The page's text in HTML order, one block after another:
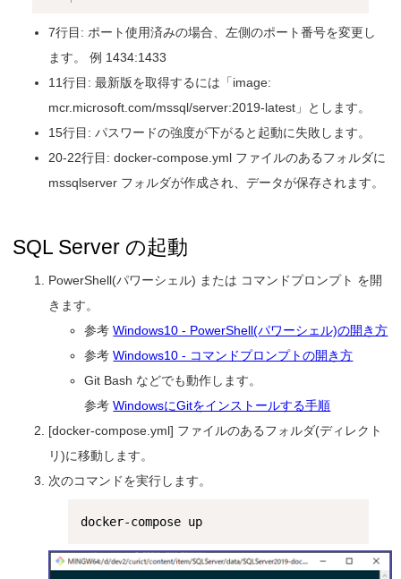
7行目: ポート使用済みの場合、左側のポート番号を変更し
ます。 例 1434:1433
11行目: 最新版を取得するには「image:
mcr.microsoft.com/mssql/server:2019-latest」とします。
15行目: パスワードの強度が下がると起動に失敗します。
20-22行目: docker-compose.yml ファイルのあるフォルダに
mssqlserver フォルダが作成され、データが保存されます。
SQL Server の起動
PowerShell(パワーシェル) または コマンドプロンプト を開
きます。
参考Windows10 - PowerShell(パワーシェル)の開き方
参考Windows10 - コマンドプロンプトの開き方
Git Bash などでも動作します。
参考WindowsにGitをインストールする手順
[docker-compose.yml] ファイルのあるフォルダ(ディレクト
リ)に移動します。
次のコマンドを実行します。